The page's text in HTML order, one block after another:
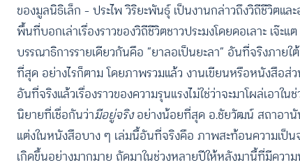
ของมูลนิธิเล็ก – ประไพ วิริยะพันธุ์ เป็นงานกล่าวถึงวิถีชีวิตแ
พื้นที่บอกเล่าเรื่องราวของวิถีชีวิตชาวประมงโดยดอเลาะ เ
บรรณาธิการรายเดียวกันคือ “ยาลอเป็นยะลา” อันที่จริงภาย
ที่สุด อย่างไรก็ตาม โดยภาพรวมแล้ว งานเขียนหรือหนังสือ
อันที่จริงแล้วเรื่องราวของความรุนแรงไม่ใช่ว่าจะมาโผล่เอา
นิยายที่เชื่อกันว่ามีอยู่จริงอย่างน้อยที่สุด อ.ชัยวัฒน์ สถาอานัน
แต่งในหนังสือบาง ๆ เล่มนี้อันที่จริงคือ ภาพสะท้อนความเป็
เกิดขึ้นอย่างมากมาย ถัดมาในช่วงหลายปีให้หลังมานี้ที่มีคว